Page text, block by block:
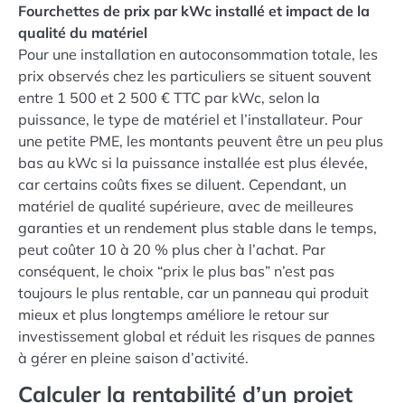
Fourchettes de prix par kWc installé et impact de la
qualité du matériel
Pour une installation en autoconsommation totale, les
prix observés chez les particuliers se situent souvent
entre 1 500 et 2 500 € TTC par kWc, selon la
puissance, le type de matériel et l’installateur. Pour
une petite PME, les montants peuvent être un peu plus
bas au kWc si la puissance installée est plus élevée,
car certains coûts fixes se diluent. Cependant, un
matériel de qualité supérieure, avec de meilleures
garanties et un rendement plus stable dans le temps,
peut coûter 10 à 20 % plus cher à l’achat. Par
conséquent, le choix “prix le plus bas” n’est pas
toujours le plus rentable, car un panneau qui produit
mieux et plus longtemps améliore le retour sur
investissement global et réduit les risques de pannes
à gérer en pleine saison d’activité.
Calculer la rentabilité d’un projet